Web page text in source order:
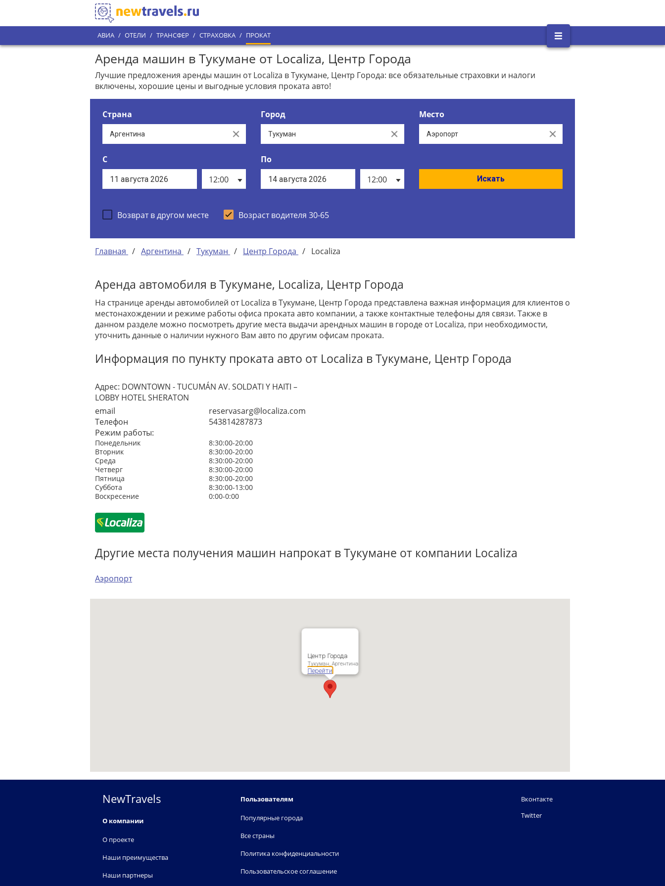
АВИА / ОТЕЛИ / ТРАНСФЕР / СТРАХОВКА / ПРОКАТ
Аренда машин в Тукумане от Localiza, Центр Города
Лучшие предложения аренды машин от Localiza в Тукумане, Центр Города: все обязательные страховки и налоги
включены, хорошие цены и выгодные условия проката авто!
Страна
Clear
Город
Clear
Место
Clear
С
12:00
По
12:00
Искать
Возврат в другом месте Возраст водителя 30-65
Главная / Аргентина / Тукуман / Центр Города / Localiza
Аренда автомобиля в Тукумане, Localiza, Центр Города
На странице аренды автомобилей от Localiza в Тукумане, Центр Города представлена важная информация для клиентов о
местонахождении и режиме работы офиса проката авто компании, а также контактные телефоны для связи. Также в
данном разделе можно посмотреть другие места выдачи арендных машин в городе от Localiza, при необходимости,
уточнить данные о наличии нужного Вам авто по другим офисам проката.
Информация по пункту проката авто от Localiza в Тукумане, Центр Города
Адрес: DOWNTOWN - TUCUMÁN AV. SOLDATI Y HAITI –
LOBBY HOTEL SHERATON
email
reservasarg@localiza.com
Телефон
543814287873
Режим работы:
Понедельник
8:30:00-20:00
Вторник
8:30:00-20:00
Среда
8:30:00-20:00
Четверг
8:30:00-20:00
Пятница
8:30:00-20:00
Суббота
8:30:00-13:00
Воскресение
0:00-0:00
Другие места получения машин напрокат в Тукумане от компании Localiza
Аэропорт
Центр Города
Тукуман, Аргентина
Перейти
NewTravels
О компании
О проекте
Наши преимущества
Наши партнеры
Пользователям
Популярные города
Все страны
Политика конфиденциальности
Пользовательское соглашение
Вконтакте
Twitter